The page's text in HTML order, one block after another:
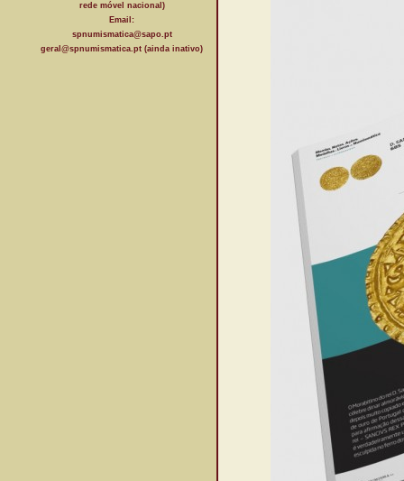
rede móvel nacional)
Email:
spnumismatica@sapo.pt
geral@spnumismatica.pt (ainda inativo)